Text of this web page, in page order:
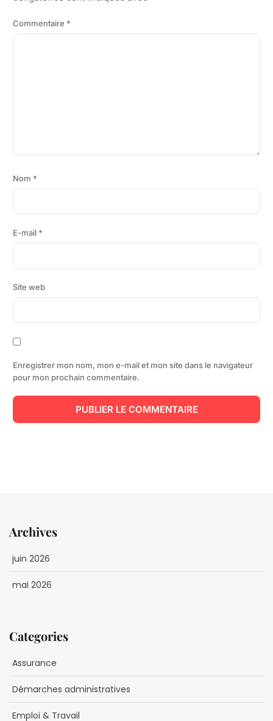
Commentaire *
Nom *
E-mail *
Site web
Enregistrer mon nom, mon e-mail et mon site dans le navigateur
pour mon prochain commentaire.
Archives
juin 2026
mai 2026
Categories
Assurance
Démarches administratives
Emploi & Travail